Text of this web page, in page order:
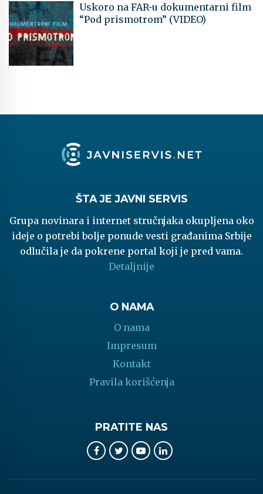
Uskoro na FAR-u dokumentarni film
“Pod prismotrom” (VIDEO)
ŠTA JE JAVNI SERVIS
Grupa novinara i internet stručnjaka okupljena oko
ideje o potrebi bolje ponude vesti građanima Srbije
odlučila je da pokrene portal koji je pred vama.
Detaljnije
O NAMA
O nama
Impresum
Kontakt
Pravila korišćenja
PRATITE NAS